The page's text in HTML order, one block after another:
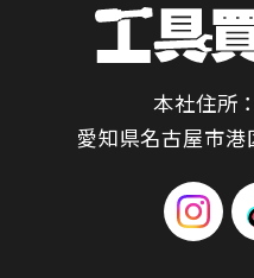
本社住所
愛知県名古屋市